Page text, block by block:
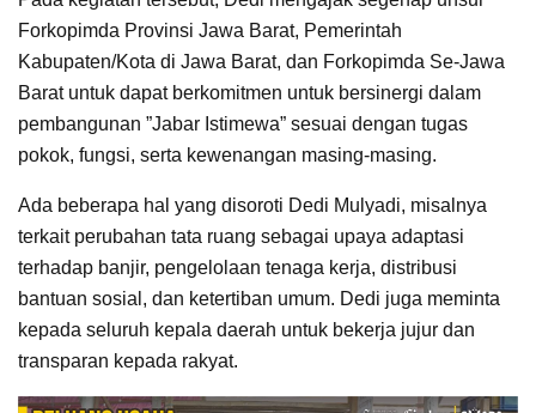
Forkopimda Provinsi Jawa Barat, Pemerintah
Kabupaten/Kota di Jawa Barat, dan Forkopimda Se-Jawa
Barat untuk dapat berkomitmen untuk bersinergi dalam
pembangunan ”Jabar Istimewa” sesuai dengan tugas
pokok, fungsi, serta kewenangan masing-masing.
Ada beberapa hal yang disoroti Dedi Mulyadi, misalnya
terkait perubahan tata ruang sebagai upaya adaptasi
terhadap banjir, pengelolaan tenaga kerja, distribusi
bantuan sosial, dan ketertiban umum. Dedi juga meminta
kepada seluruh kepala daerah untuk bekerja jujur dan
transparan kepada rakyat.